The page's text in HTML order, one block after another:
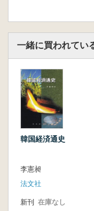
一緒に買われてい
韓国経済通史
李憲昶
法文社
新刊 在庫なし